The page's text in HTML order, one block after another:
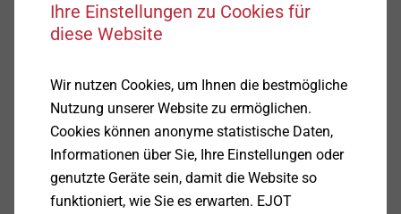
DE
Zertifikate ISO 9001
ISO 9001 EJOT Polska_de.pdf 146 KB
ISO 9001 EJOT SE & Co KG - Stockwiese
ISO 9001 EJOT SE DE 113 KB
Ihre Einstellungen zu Cookies für
diese Website
Wir nutzen Cookies, um Ihnen die bestmögliche
Nutzung unserer Website zu ermöglichen.
Cookies können anonyme statistische Daten,
Informationen über Sie, Ihre Einstellungen oder
genutzte Geräte sein, damit die Website so
funktioniert, wie Sie es erwarten. EJOT